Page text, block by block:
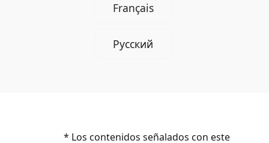
Français
Русский
* Los contenidos señalados con este